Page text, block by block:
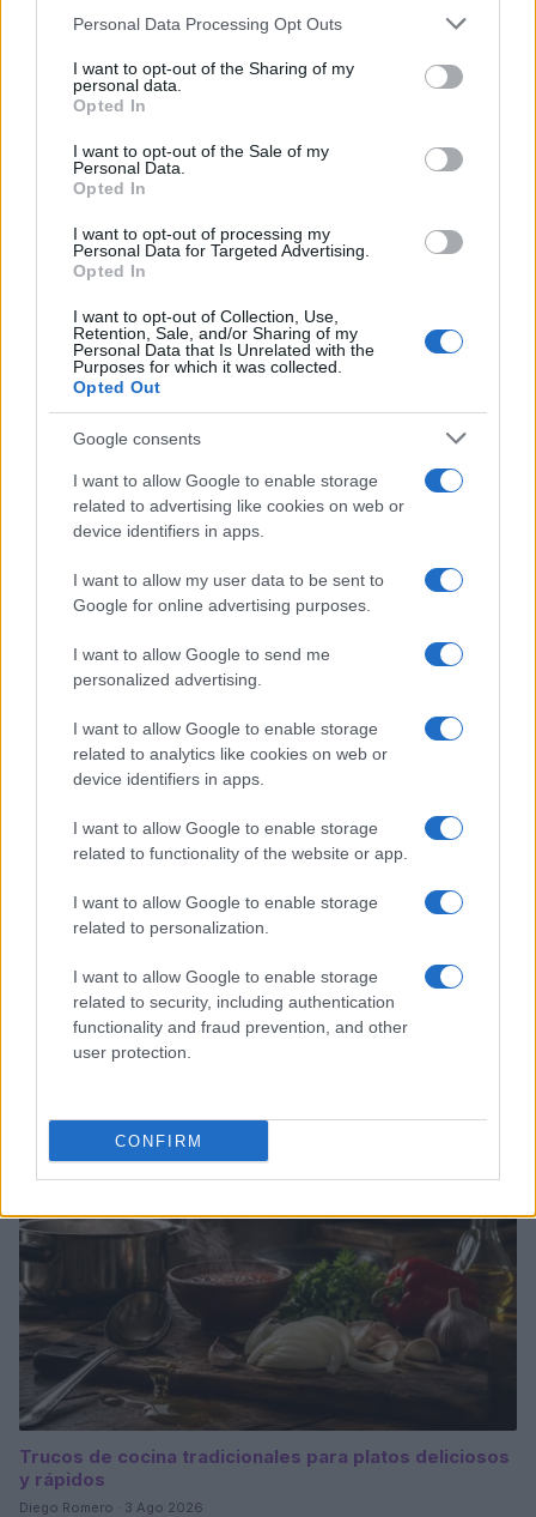
Please note that this website/app uses one or more Google
not limited to your visit or usage behaviour. You may click to
grant or deny consent to Google and its third-party tags to
use your data for below specified purposes in below Google
consent section.
Personal Data Processing Opt Outs
I want to opt-out of the Sharing of my
personal data.
Opted In
I want to opt-out of the Sale of my
Personal Data.
Opted In
I want to opt-out of processing my
Personal Data for Targeted Advertising.
Opted In
I want to opt-out of Collection, Use,
Retention, Sale, and/or Sharing of my
Personal Data that Is Unrelated with the
Purposes for which it was collected.
Opted Out
Google consents
I want to allow Google to enable storage
related to advertising like cookies on web or
device identifiers in apps.
I want to allow my user data to be sent to
Google for online advertising purposes.
I want to allow Google to send me
personalized advertising.
I want to allow Google to enable storage
related to analytics like cookies on web or
device identifiers in apps.
I want to allow Google to enable storage
related to functionality of the website or app.
I want to allow Google to enable storage
related to personalization.
I want to allow Google to enable storage
related to security, including authentication
functionality and fraud prevention, and other
user protection.
CONFIRM
Sigue leyendo
CONSEJOS DE COCINA
Medidas, iluminación y almacenamiento para una isla
de cocina funcional
CONSEJOS DE COCINA
Trucos de cocina tradicionales para platos deliciosos
y rápidos
Diego Romero · 3 Ago 2026